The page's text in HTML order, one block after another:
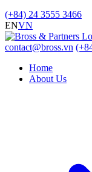
(+84) 24 3555 3466
ENVN
contact@bross.vn
Home
About Us